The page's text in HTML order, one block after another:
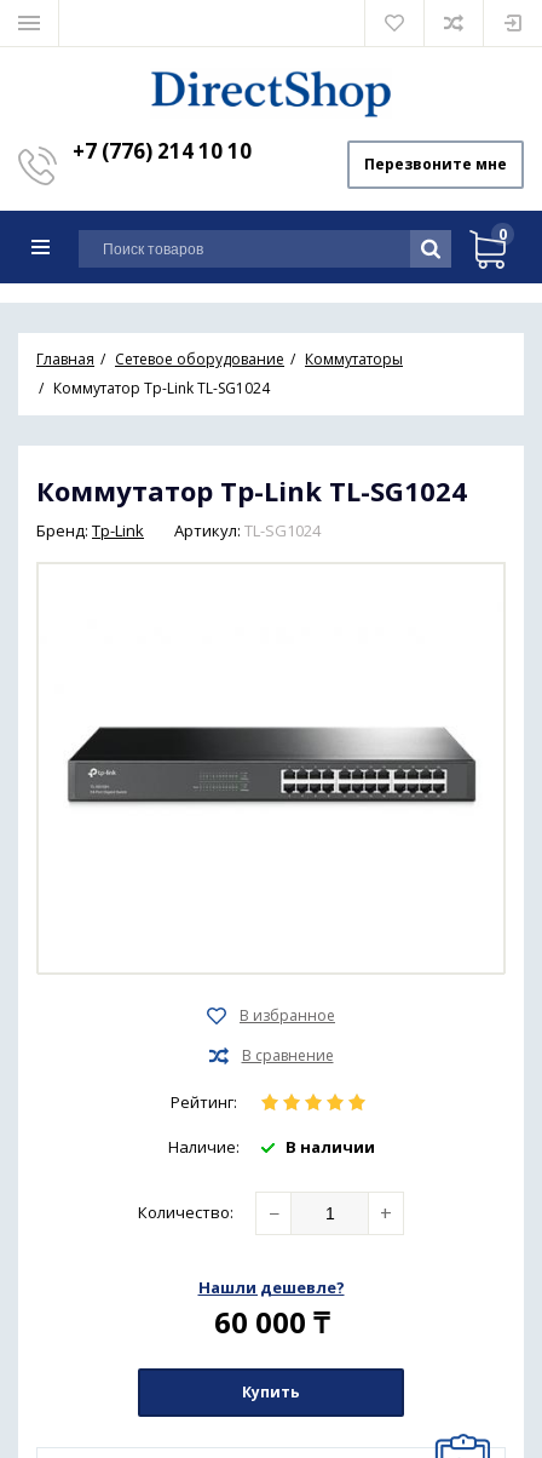
+7 (776) 214 10 10 Перезвоните мне
0
Главная Сетевое оборудование
Коммутаторы
Коммутатор Tp-Link TL-SG1024
Коммутатор Tp-Link TL-SG1024
Бренд: Tp-Link Артикул: TL-SG1024
Рейтинг:
Наличие: В наличии
Количество: − +
Нашли дешевле?
60 000 ₸
Купить